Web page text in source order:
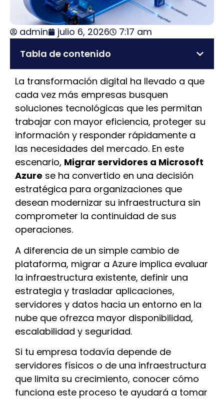
admin julio 6, 2026
7:17 am
Tabla de contenido
La transformación digital ha llevado a que
cada vez más empresas busquen
soluciones tecnológicas que les permitan
trabajar con mayor eficiencia, proteger su
información y responder rápidamente a
las necesidades del mercado. En este
escenario, Migrar servidores a Microsoft
Azure se ha convertido en una decisión
estratégica para organizaciones que
desean modernizar su infraestructura sin
comprometer la continuidad de sus
operaciones.
A diferencia de un simple cambio de
plataforma, migrar a Azure implica evaluar
la infraestructura existente, definir una
estrategia y trasladar aplicaciones,
servidores y datos hacia un entorno en la
nube que ofrezca mayor disponibilidad,
escalabilidad y seguridad.
Si tu empresa todavía depende de
servidores físicos o de una infraestructura
que limita su crecimiento, conocer cómo
funciona este proceso te ayudará a tomar